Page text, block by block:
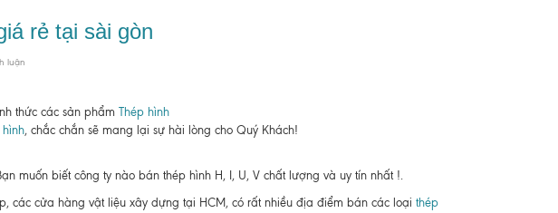
rẻ tại sài gòn
luận
thức các sản phẩm Thép hình
, chắc chắn sẽ mang lại sự hài lòng cho Quý Khách!
muốn biết công ty nào bán thép hình H, I, U, V chất lượng và uy tín nhất !.
các cửa hàng vật liệu xây dựng tại HCM, có rất nhiều địa điểm bán các loại thép